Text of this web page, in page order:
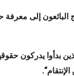
إلى
بدأوا يدركون
“
.